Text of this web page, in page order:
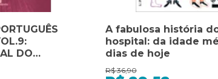
DO
DA
A fabulosa história
hospital: da idade
dias de hoje
R$ 36,90